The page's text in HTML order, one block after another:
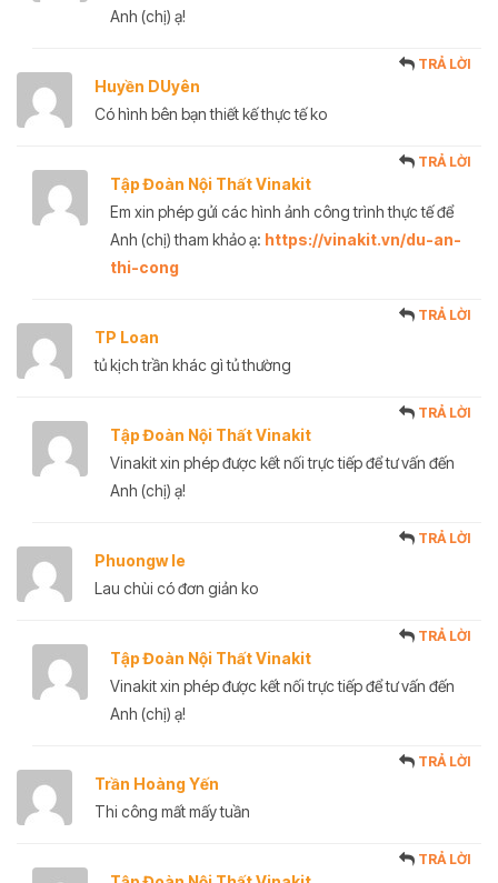
Anh (chị) ạ!
Huyền DUyên
TRẢ LỜI
Có hình bên bạn thiết kế thực tế ko
Tập Đoàn Nội Thất Vinakit
TRẢ LỜI
Em xin phép gửi các hình ảnh công trình thực tế để
Anh (chị) tham khảo ạ: https://vinakit.vn/du-an-
thi-cong
TP Loan
TRẢ LỜI
tủ kịch trần khác gì tủ thường
Tập Đoàn Nội Thất Vinakit
TRẢ LỜI
Vinakit xin phép được kết nối trực tiếp để tư vấn đến
Anh (chị) ạ!
Phuongw le
TRẢ LỜI
Lau chùi có đơn giản ko
Tập Đoàn Nội Thất Vinakit
TRẢ LỜI
Vinakit xin phép được kết nối trực tiếp để tư vấn đến
Anh (chị) ạ!
Trần Hoàng Yến
TRẢ LỜI
Thi công mất mấy tuần
TRẢ LỜI